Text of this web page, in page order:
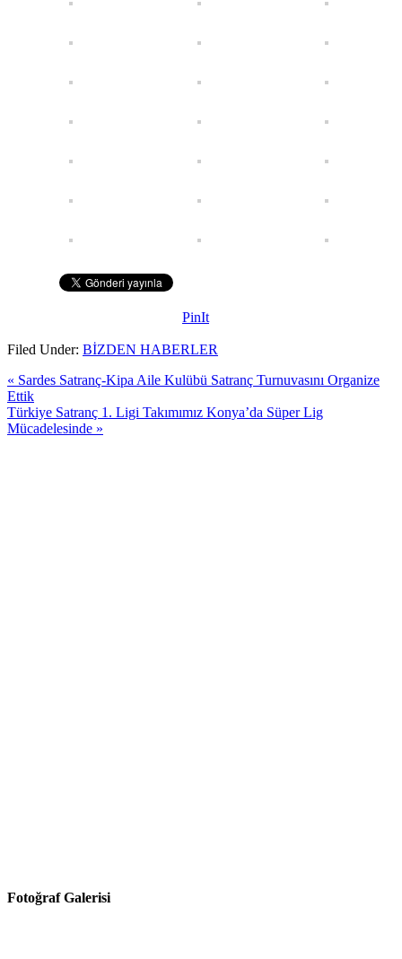
PinIt
Filed Under: BİZDEN HABERLER
« Sardes Satranç-Kipa Aile Kulübü Satranç Turnuvasını Organize
Ettik
Türkiye Satranç 1. Ligi Takımımız Konya’da Süper Lig
Mücadelesinde »
Fotoğraf Galerisi